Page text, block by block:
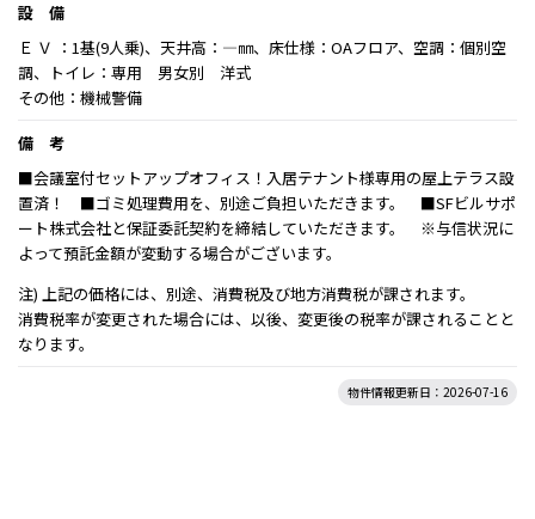
設 備
Ｅ Ｖ ：1基(9人乗)、天井高：―㎜、床仕様：OAフロア、空調：個別空
調、トイレ：専用 男女別 洋式
その他：機械警備
備 考
■会議室付セットアップオフィス！入居テナント様専用の屋上テラス設
置済！ ■ゴミ処理費用を、別途ご負担いただきます。 ■SFビルサポ
ート株式会社と保証委託契約を締結していただきます。 ※与信状況に
よって預託金額が変動する場合がございます。
注) 上記の価格には、別途、消費税及び地方消費税が課されます。
消費税率が変更された場合には、以後、変更後の税率が課されることと
なります。
物件情報更新日：2026-07-16